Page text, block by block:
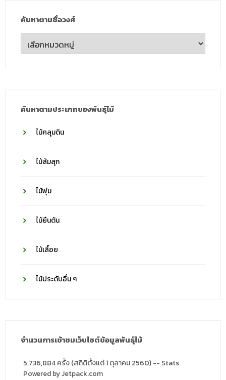
ค้นหาตามชื่อวงศ์
ค้นหา
ตาม
ค้นหาตามประเภทของพันธุ์ไม้
ไม้คลุมดิน
ไม้ล้มลุก
ไม้พุ่ม
ไม้ยืนต้น
ไม้เลื้อย
ไม้ประดับอื่น ๆ
จำนวนการเข้าชมเว็บไซต์ข้อมูลพันธุ์ไม้
5,736,884 ครั้ง (สถิติตั้งแต่ 1 ตุลาคม 2560) -- Stats
Powered by Jetpack.com